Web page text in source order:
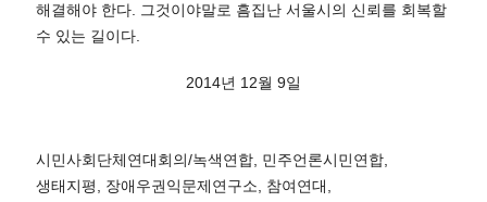
해결해야 한다. 그것이야말로 흠집난서울시의 신뢰를 회복할
수 있는 길이다.
2014년 12월 9일
시민사회단체연대회의/녹색연합, 민주언론시민연합,
생태지평, 장애우권익문제연구소, 참여연대,